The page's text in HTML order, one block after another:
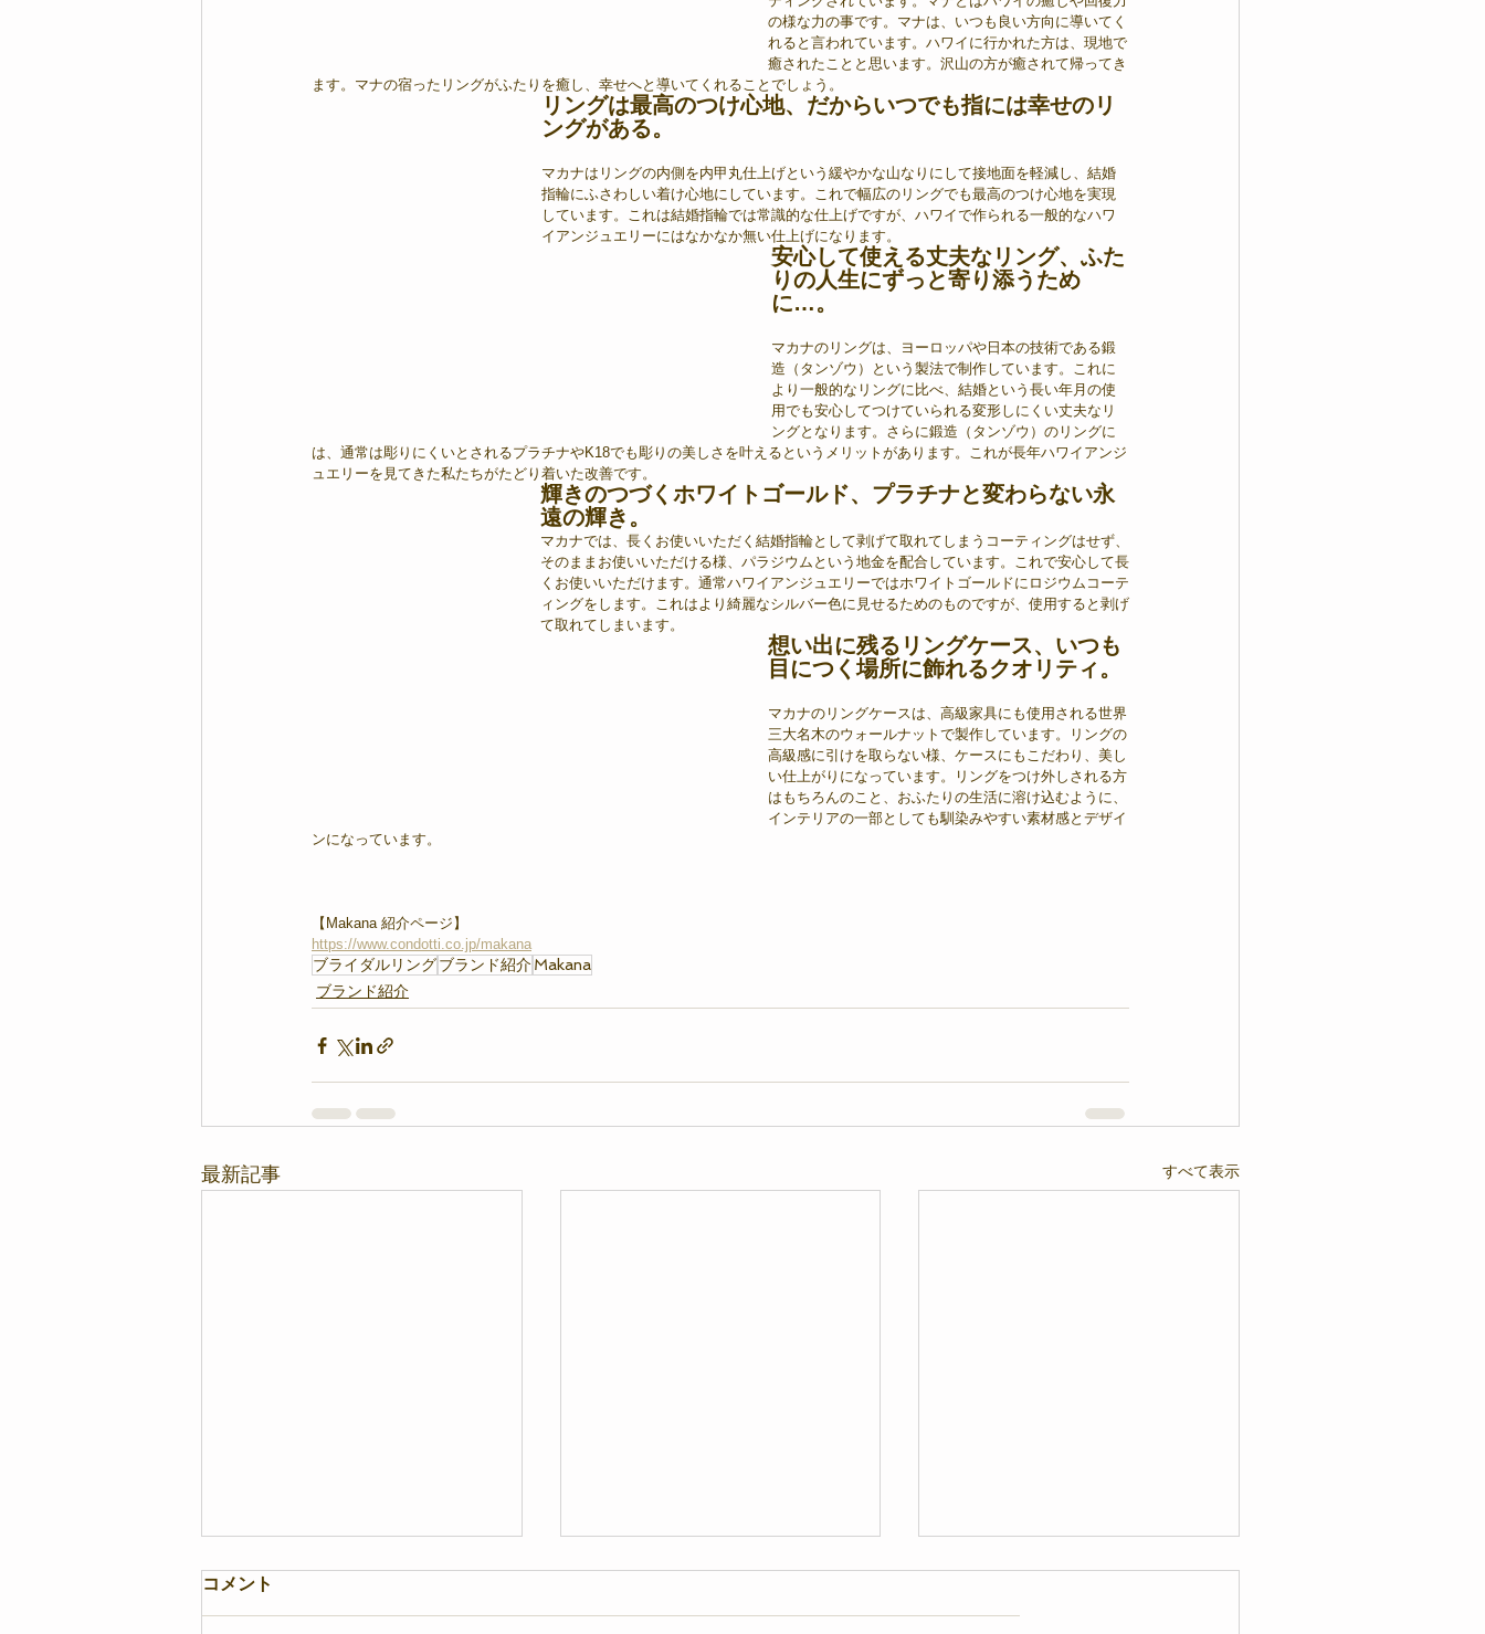
の様な力の事です。マナは、いつも良い方向に導いてく
れると言われています。ハワイに行かれた方は、現地で
癒されたことと思います。沢山の方が癒されて帰ってき
ます。マナの宿ったリングがふたりを癒し、幸せへと導いてくれることでしょう。
リングは最高のつけ心地、だからいつでも指には幸せのリ
ングがある。
マカナはリングの内側を内甲丸仕上げという緩やかな山なりにして接地面を軽減し、結婚
指輪にふさわしい着け心地にしています。これで幅広のリングでも最高のつけ心地を実現
しています。これは結婚指輪では常識的な仕上げですが、ハワイで作られる一般的なハワ
イアンジュエリーにはなかなか無い仕上げになります。
安心して使える丈夫なリング、ふた
りの人生にずっと寄り添うため
に…。
マカナのリングは、ヨーロッパや日本の技術である鍛
造（タンゾウ）という製法で制作しています。これに
より一般的なリングに比べ、結婚という長い年月の使
用でも安心してつけていられる変形しにくい丈夫なリ
ングとなります。さらに鍛造（タンゾウ）のリングに
は、通常は彫りにくいとされるプラチナやK18でも彫りの美しさを叶えるというメリットがあります。これが長年ハワイアンジ
ュエリーを見てきた私たちがたどり着いた改善です。
輝きのつづくホワイトゴールド、プラチナと変わらない永
遠の輝き。
マカナでは、長くお使いいただく結婚指輪として剥げて取れてしまうコーティングはせず、
そのままお使いいただける様、パラジウムという地金を配合しています。これで安心して長
くお使いいただけます。通常ハワイアンジュエリーではホワイトゴールドにロジウムコーテ
ィングをします。これはより綺麗なシルバー色に見せるためのものですが、使用すると剥げ
て取れてしまいます。
想い出に残るリングケース、いつも
目につく場所に飾れるクオリティ。
マカナのリングケースは、高級家具にも使用される世界
三大名木のウォールナットで製作しています。リングの
高級感に引けを取らない様、ケースにもこだわり、美し
い仕上がりになっています。リングをつけ外しされる方
はもちろんのこと、おふたりの生活に溶け込むように、
インテリアの一部としても馴染みやすい素材感とデザイ
ンになっています。
【Makana 紹介ページ】
https://www.condotti.co.jp/makana
ブライダルリングブランド紹介Makana
ブランド紹介
最新記事 すべて表示
コメント